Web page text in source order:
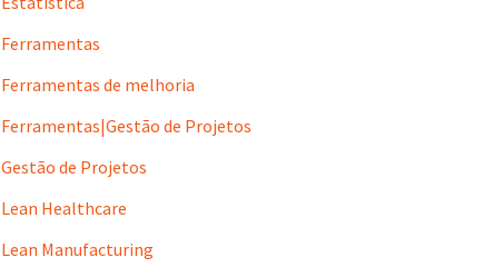
Ferramentas
Ferramentas de melhoria
Ferramentas|Gestão de Projetos
Gestão de Projetos
Lean Healthcare
Lean Manufacturing